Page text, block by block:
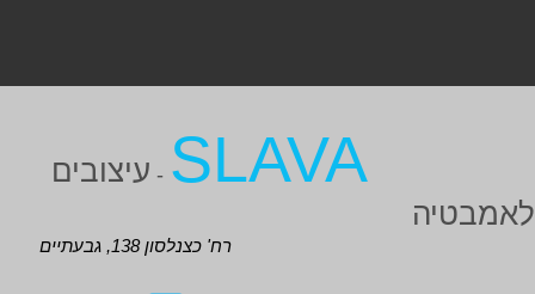
SLAVA
- עיצובים
רח' כצנלסון 138, גבעתיים